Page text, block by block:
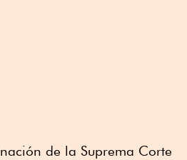
de la Suprema Corte